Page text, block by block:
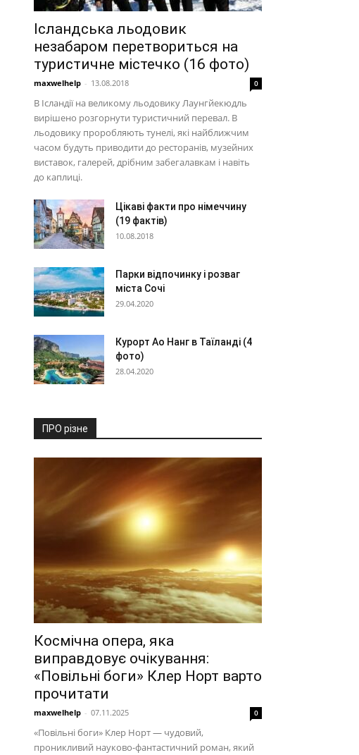
Ісландська льодовик
незабаром перетвориться на
туристичне містечко (16 фото)
maxwelhelp - 13.08.2018 0
В Ісландії на великому льодовику Лаунгйекюдль
вирішено розгорнути туристичний перевал. В
льодовику проробляють тунелі, які найближчим
часом будуть приводити до ресторанів, музейних
виставок, галерей, дрібним забегалавкам і навіть
до каплиці.
Цікаві факти про німеччину
(19 фактів)
10.08.2018
Парки відпочинку і розваг
міста Сочі
29.04.2020
Курорт Ао Нанг в Таїланді (4
фото)
28.04.2020
ПРО різне
Космічна опера, яка
виправдовує очікування:
«Повільні боги» Клер Норт варто
прочитати
maxwelhelp - 07.11.2025 0
«Повільні боги» Клер Норт — чудовий,
проникливий науково-фантастичний роман, який